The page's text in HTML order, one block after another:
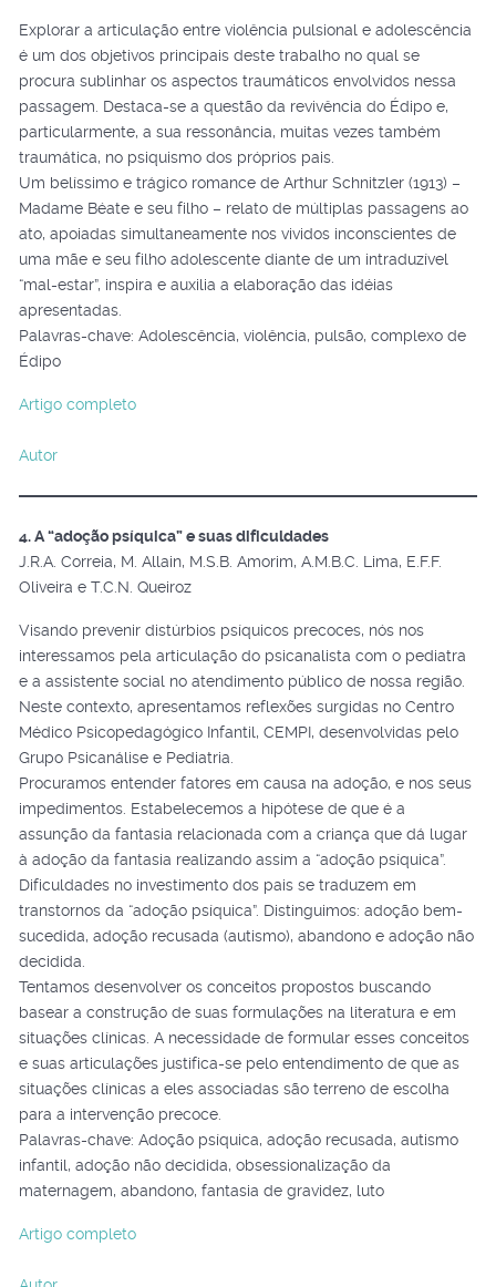
Explorar a articulação entre violência pulsional e adolescência
é um dos objetivos principais deste trabalho no qual se
procura sublinhar os aspectos traumáticos envolvidos nessa
passagem. Destaca-se a questão da revivência do Édipo e,
particularmente, a sua ressonância, muitas vezes também
traumática, no psiquismo dos próprios pais.
Um belíssimo e trágico romance de Arthur Schnitzler (1913) –
Madame Béate e seu filho – relato de múltiplas passagens ao
ato, apoiadas simultaneamente nos vividos inconscientes de
uma mãe e seu filho adolescente diante de um intraduzível
“mal-estar”, inspira e auxilia a elaboração das idéias
apresentadas.
Palavras-chave: Adolescência, violência, pulsão, complexo de
Édipo
Artigo completo
Autor
4. A “adoção psíquica” e suas dificuldades
J.R.A. Correia, M. Allain, M.S.B. Amorim, A.M.B.C. Lima, E.F.F.
Oliveira e T.C.N. Queiroz
Visando prevenir distúrbios psíquicos precoces, nós nos
interessamos pela articulação do psicanalista com o pediatra
e a assistente social no atendimento público de nossa região.
Neste contexto, apresentamos reflexões surgidas no Centro
Médico Psicopedagógico Infantil, CEMPI, desenvolvidas pelo
Grupo Psicanálise e Pediatria.
Procuramos entender fatores em causa na adoção, e nos seus
impedimentos. Estabelecemos a hipótese de que é a
assunção da fantasia relacionada com a criança que dá lugar
à adoção da fantasia realizando assim a “adoção psíquica”.
Dificuldades no investimento dos pais se traduzem em
transtornos da “adoção psíquica”. Distinguimos: adoção bem-
sucedida, adoção recusada (autismo), abandono e adoção não
decidida.
Tentamos desenvolver os conceitos propostos buscando
basear a construção de suas formulações na literatura e em
situações clínicas. A necessidade de formular esses conceitos
e suas articulações justifica-se pelo entendimento de que as
situações clínicas a eles associadas são terreno de escolha
para a intervenção precoce.
Palavras-chave: Adoção psíquica, adoção recusada, autismo
infantil, adoção não decidida, obsessionalização da
maternagem, abandono, fantasia de gravidez, luto
Artigo completo